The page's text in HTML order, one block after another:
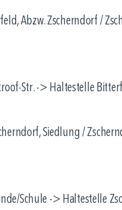
Abzw. Zscherndorf /
Str. -> Haltestelle
Siedlung /
Schule -> Haltestelle